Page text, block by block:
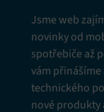
Jsme web
novinky od
spotřebiče až
vám přinášíme
technického
nové produkty